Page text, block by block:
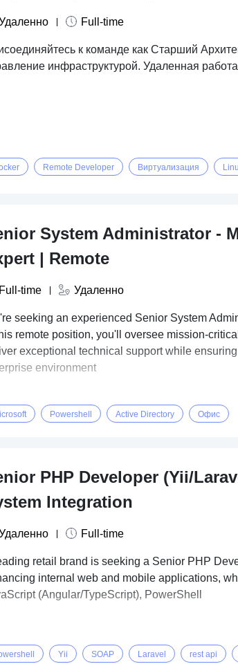
Full-time
к команде как Старший
инфраструктурой. Удаленная
Remote Developer Виртуализация
System Administrator -
| Remote
Full-time Удаленно
seeking an experienced Senior System
remote position, you'll oversee mission-
exceptional technical support while
environment
Powershell Active Directory Офис
PHP Developer (Yii/
Integration
Full-time
retail brand is seeking a Senior PHP
internal web and mobile applications,
(Angular/TypeScript), PowerShell
Yii SOAP Laravel rest api